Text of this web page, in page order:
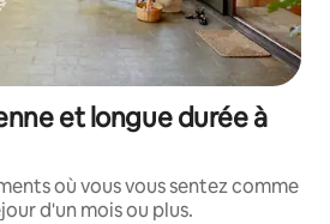
et longue durée à
où vous vous sentez comme
d'un mois ou plus.